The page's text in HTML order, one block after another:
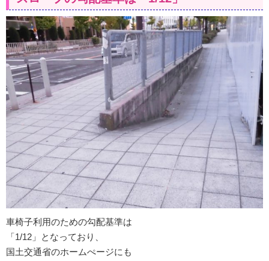
車椅子利用のための勾配基準は
「1/12」となっており、
国土交通省のホームぺージにも